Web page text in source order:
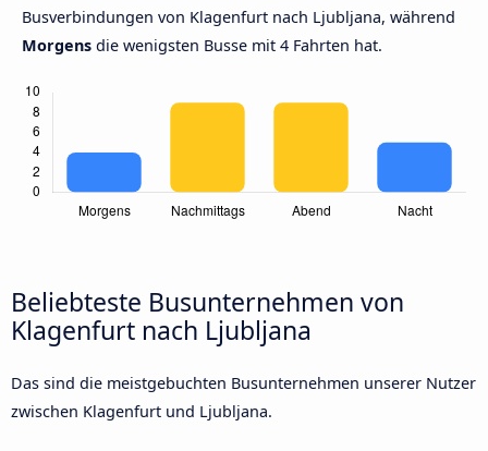
Busverbindungen von Klagenfurt nach Ljubljana, während
Morgens die wenigsten Busse mit 4 Fahrten hat.
Beliebteste Busunternehmen von
Klagenfurt nach Ljubljana
Das sind die meistgebuchten Busunternehmen unserer Nutzer
zwischen Klagenfurt und Ljubljana.